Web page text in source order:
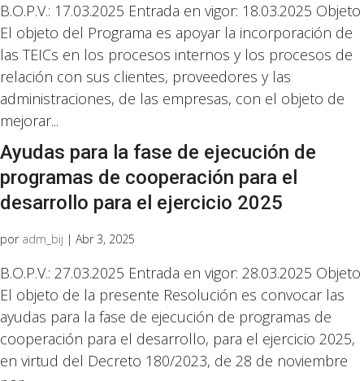
B.O.P.V.: 17.03.2025 Entrada en vigor: 18.03.2025 Objeto
El objeto del Programa es apoyar la incorporación de
las TEICs en los procesos internos y los procesos de
relación con sus clientes, proveedores y las
administraciones, de las empresas, con el objeto de
mejorar...
Ayudas para la fase de ejecución de
programas de cooperación para el
desarrollo para el ejercicio 2025
por adm_bij | Abr 3, 2025
B.O.P.V.: 27.03.2025 Entrada en vigor: 28.03.2025 Objeto
El objeto de la presente Resolución es convocar las
ayudas para la fase de ejecución de programas de
cooperación para el desarrollo, para el ejercicio 2025,
en virtud del Decreto 180/2023, de 28 de noviembre